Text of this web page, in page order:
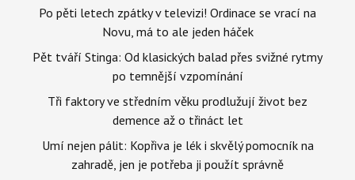
Po pěti letech zpátky v televizi! Ordinace se vrací na
Novu, má to ale jeden háček
Pět tváří Stinga: Od klasických balad přes svižné rytmy
po temnější vzpomínání
Tři faktory ve středním věku prodlužují život bez
demence až o třináct let
Umí nejen pálit: Kopřiva je lék i skvělý pomocník na
zahradě, jen je potřeba ji použít správně